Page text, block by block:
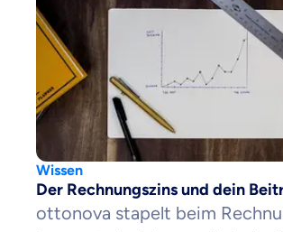
Wissen
Der Rechnungszins und dein
ottonova stapelt beim